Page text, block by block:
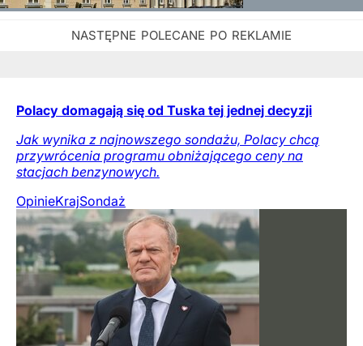
Polacy domagają się od Tuska tej jednej decyzji
Jak wynika z najnowszego sondażu, Polacy chcą
przywrócenia programu obniżającego ceny na
stacjach benzynowych.
OpinieKrajSondaż